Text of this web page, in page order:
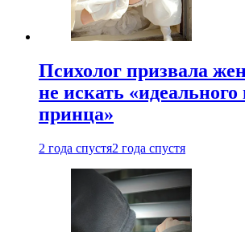
Психолог призвала
не искать
принца»
2 года спустя2 года спустя